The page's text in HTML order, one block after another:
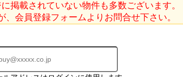
掲載されていない物件も多数ございます。
、会員登録フォームよりお問合せ下さい。